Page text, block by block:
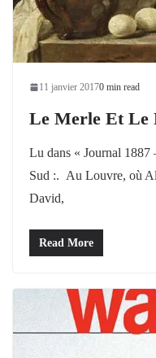
11 janvier 20170 min read
Le Merle Et Le
Lu dans « Journal 1887
Sud :. Au Louvre, où
David,
Read More